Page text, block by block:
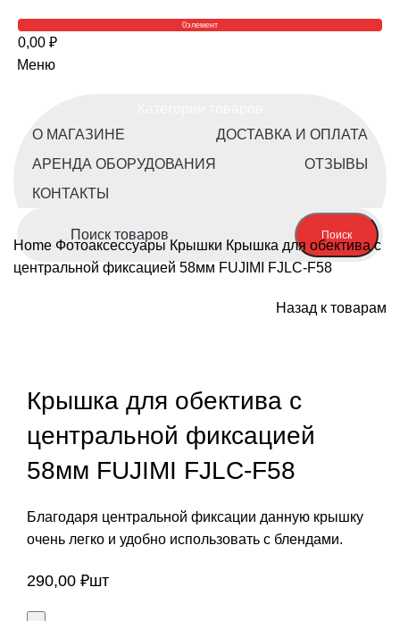
0элемент
0,00 ₽
Меню
О МАГАЗИНЕ
ДОСТАВКА И ОПЛАТА
АРЕНДА ОБОРУДОВАНИЯ
ОТЗЫВЫ
КОНТАКТЫ
Поиск
Home Фотоаксессуары Крышки Крышка для обектива с
центральной фиксацией 58мм FUJIMI FJLC-F58
Назад к товарам
Крышка для обектива с
центральной фиксацией
58мм FUJIMI FJLC-F58
Благодаря центральной фиксации данную крышку
очень легко и удобно использовать с блендами.
290,00 ₽шт